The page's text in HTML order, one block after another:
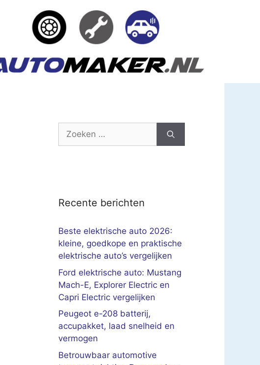
Zoek
Recente berichten
Beste elektrische auto 2026:
kleine, goedkope en praktische
elektrische auto’s vergelijken
Ford elektrische auto: Mustang
Mach-E, Explorer Electric en
Capri Electric vergelijken
Peugeot e-208 batterij,
accupakket, laad snelheid en
vermogen
Betrouwbaar automotive